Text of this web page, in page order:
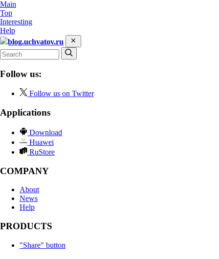
Main
Top
Interesting
Help
blog.uchvatov.ru
Follow us:
Follow us on Twitter
Applications
Download
Huawei
RuStore
COMPANY
About
News
Help
PRODUCTS
"Share" button